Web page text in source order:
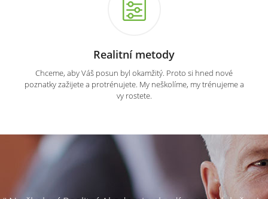
Realitní metody
Chceme, aby Váš posun byl okamžitý. Proto si hned nové
poznatky zažijete a protrénujete. My neškolíme, my trénujeme a
vy rostete.